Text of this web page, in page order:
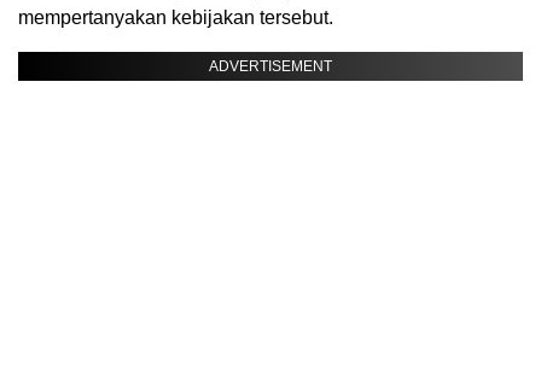
mempertanyakan kebijakan tersebut.
ADVERTISEMENT